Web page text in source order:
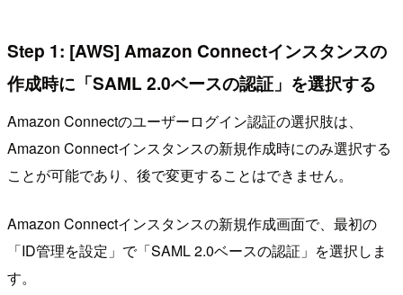
Step 1: [AWS] Amazon Connectインスタンスの
作成時に「SAML 2.0ベースの認証」を選択する
Amazon Connectのユーザーログイン認証の選択肢は、
Amazon Connectインスタンスの新規作成時にのみ選択する
ことが可能であり、後で変更することはできません。
Amazon Connectインスタンスの新規作成画面で、最初の
「ID管理を設定」で「SAML 2.0ベースの認証」を選択しま
す。